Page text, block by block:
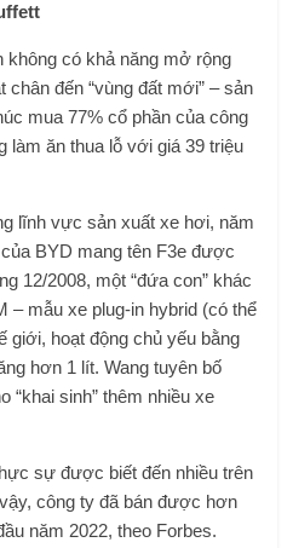
không có khả năng mở rộng
đến “vùng đất mới” – sản
mua 77% cổ phần của công
làm ăn thua lỗ với giá 39 triệu
lĩnh vực sản xuất xe hơi, năm
BYD mang tên F3e được
12/2008, một “đứa con” khác
– mẫu xe plug-in hybrid (có thể
giới, hoạt động chủ yếu bằng
hơn 1 lít. Wang tuyên bố
“khai sinh” thêm nhiều xe
sự được biết đến nhiều trên
công ty đã bán được hơn
năm 2022, theo Forbes.